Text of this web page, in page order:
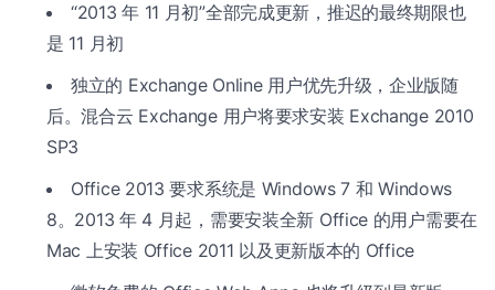
“2013 年 11 月初”全部完成更新，推迟的最终期限也
是 11 月初
独立的 Exchange Online 用户优先升级，企业版随
后。混合云 Exchange 用户将要求安装 Exchange 2010
SP3
Office 2013 要求系统是 Windows 7 和 Windows
8。2013 年 4 月起，需要安装全新 Office 的用户需要在
Mac 上安装 Office 2011 以及更新版本的 Office